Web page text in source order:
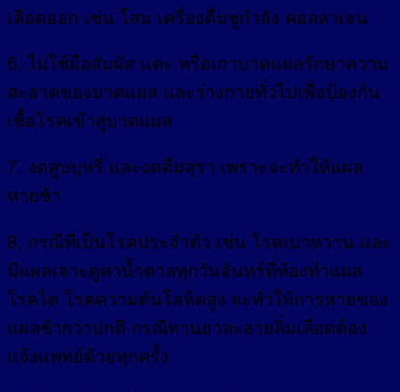
เลือดออก เช่น โสม เครื่องดื่มชูกำลัง คอลลาเจน
6. ไม่ใช้มือสัมผัส แคะ หรือเกาบาดแผลรักษาความ
สะอาดของบาดแผล และร่างกายทั่วไปเพื่อป้องกัน
เชื้อโรคเข้าสู่บาดแผล
7. งดสูบบุหรี่ และงดดื่มสุรา เพราะจะทำให้แผล
หายช้า
8. กรณีที่เป็นโรคประจำตัว เช่น โรคเบาหวาน และ
มีแผลเจาะดูค่าน้ำตาลทุกวันจันทร์ที่ห้องทำแผล
โรคไต โรคความดันโลหิตสูง จะทำให้การหายของ
แผลช้ากว่าปกติ กรณีทานยาละลายลิ่มเลือดต้อง
แจ้งแพทย์ด้วยทุกครั้ง